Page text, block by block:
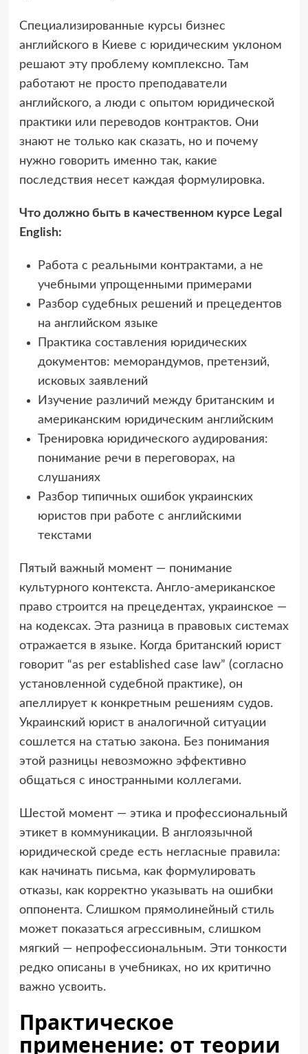
Специализированные курсы бизнес
английского в Киеве с юридическим уклоном
решают эту проблему комплексно. Там
работают не просто преподаватели
английского, а люди с опытом юридической
практики или переводов контрактов. Они
знают не только как сказать, но и почему
нужно говорить именно так, какие
последствия несет каждая формулировка.
Что должно быть в качественном курсе Legal
English:
Работа с реальными контрактами, а не
учебными упрощенными примерами
Разбор судебных решений и прецедентов
на английском языке
Практика составления юридических
документов: меморандумов, претензий,
исковых заявлений
Изучение различий между британским и
американским юридическим английским
Тренировка юридического аудирования:
понимание речи в переговорах, на
слушаниях
Разбор типичных ошибок украинских
юристов при работе с английскими
текстами
Пятый важный момент — понимание
культурного контекста. Англо-американское
право строится на прецедентах, украинское —
на кодексах. Эта разница в правовых системах
отражается в языке. Когда британский юрист
говорит “as per established case law” (согласно
установленной судебной практике), он
апеллирует к конкретным решениям судов.
Украинский юрист в аналогичной ситуации
сошлется на статью закона. Без понимания
этой разницы невозможно эффективно
общаться с иностранными коллегами.
Шестой момент — этика и профессиональный
этикет в коммуникации. В англоязычной
юридической среде есть негласные правила:
как начинать письма, как формулировать
отказы, как корректно указывать на ошибки
оппонента. Слишком прямолинейный стиль
может показаться агрессивным, слишком
мягкий — непрофессиональным. Эти тонкости
редко описаны в учебниках, но их критично
важно усвоить.
Практическое
применение: от теории